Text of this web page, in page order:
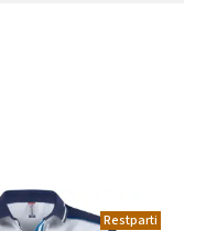
Restparti